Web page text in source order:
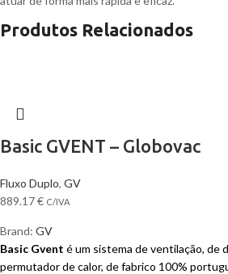
Produtos Relacionados
Basic GVENT – Globovac
Fluxo Duplo, GV
889.17€ C/IVA
Brand: GV
Basic Gvent é um sistema de ventilação, de
permutador de calor, de fabrico 100%